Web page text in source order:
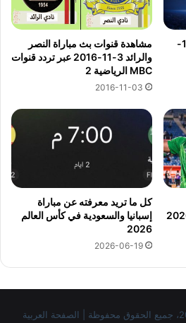
مباراة سيلتك وبرشلونه 23-11-
مشاهدة قنوات بث مباراة النصر
والرائد 3-11-2016 عبر تردد قنوات
MBC الرياضية 2
2016-11-03
كل ما تريد معرفته عن مباراة
إسبانيا والسعودية في كأس العالم
2026
2026-06-19